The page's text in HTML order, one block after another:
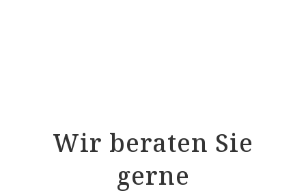
Wir beraten Sie
gerne